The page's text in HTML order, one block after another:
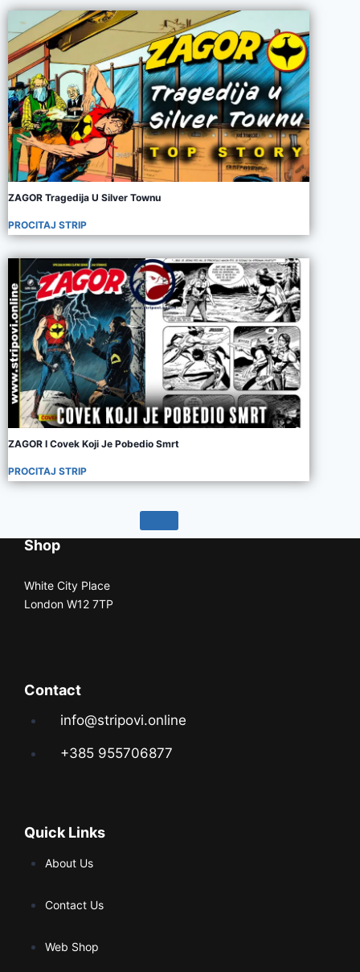
ZAGOR Tragedija U Silver Townu
PROCITAJ STRIP
ZAGOR I Covek Koji Je Pobedio Smrt
PROCITAJ STRIP
Shop
White City Place
London W12 7TP
Contact
info@stripovi.online
+385 955706877
Quick Links
About Us
Contact Us
Web Shop